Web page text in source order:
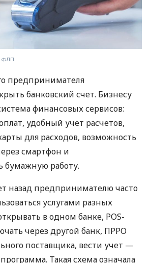
ФЛП
предпринимателя
банковский счет. Бизнесу
финансовых сервисов:
удобный учет расчетов,
для расходов, возможность
смартфон и
бумажную работу.
назад предпринимателю часто
услугами разных
в одном банке, POS-
через другой банк, ПРРО
поставщика, вести учет —
Такая схема означала